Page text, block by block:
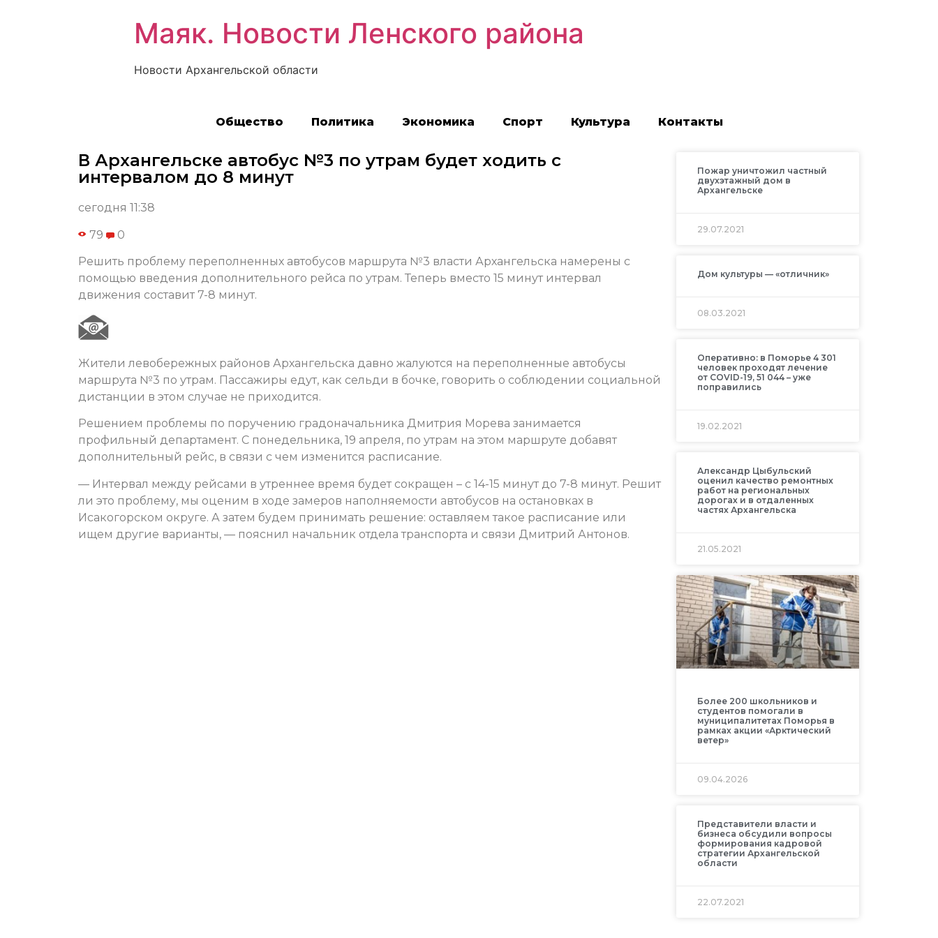
Маяк. Новости Ленского района
Новости Архангельской области
Общество Политика Экономика Спорт Культура Контакты
В Архангельске автобус №3 по утрам будет ходить с
интервалом до 8 минут
сегодня 11:38
79 0
Решить проблему переполненных автобусов маршрута №3 власти Архангельска намерены с
помощью введения дополнительного рейса по утрам. Теперь вместо 15 минут интервал
движения составит 7-8 минут.
Жители левобережных районов Архангельска давно жалуются на переполненные автобусы
маршрута №3 по утрам. Пассажиры едут, как сельди в бочке, говорить о соблюдении социальной
дистанции в этом случае не приходится.
Решением проблемы по поручению градоначальника Дмитрия Морева занимается
профильный департамент. С понедельника, 19 апреля, по утрам на этом маршруте добавят
дополнительный рейс, в связи с чем изменится расписание.
— Интервал между рейсами в утреннее время будет сокращен – с 14-15 минут до 7-8 минут. Решит
ли это проблему, мы оценим в ходе замеров наполняемости автобусов на остановках в
Исакогорском округе. А затем будем принимать решение: оставляем такое расписание или
ищем другие варианты, — пояснил начальник отдела транспорта и связи Дмитрий Антонов.
Пожар уничтожил частный
двухэтажный дом в
Архангельске
29.07.2021
Дом культуры — «отличник»
08.03.2021
Оперативно: в Поморье 4 301
человек проходят лечение
от COVID-19, 51 044 – уже
поправились
19.02.2021
Александр Цыбульский
оценил качество ремонтных
работ на региональных
дорогах и в отдаленных
частях Архангельска
21.05.2021
Более 200 школьников и
студентов помогали в
муниципалитетах Поморья в
рамках акции «Арктический
ветер»
09.04.2026
Представители власти и
бизнеса обсудили вопросы
формирования кадровой
стратегии Архангельской
области
22.07.2021